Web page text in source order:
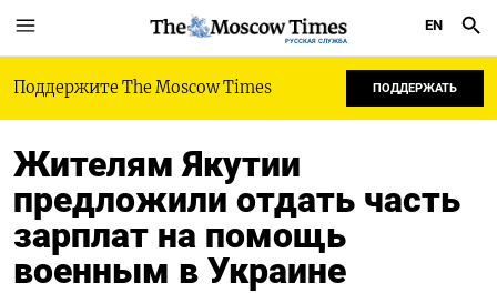
РУССКАЯ СЛУЖБА
EN
Поддержите The Moscow Times ПОДДЕРЖАТЬ
Жителям Якутии
предложили отдать часть
зарплат на помощь
военным в Украине